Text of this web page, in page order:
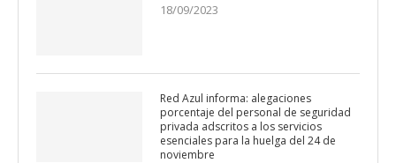
18/09/2023
Red Azul informa: alegaciones
porcentaje del personal de seguridad
privada adscritos a los servicios
esenciales para la huelga del 24 de
noviembre